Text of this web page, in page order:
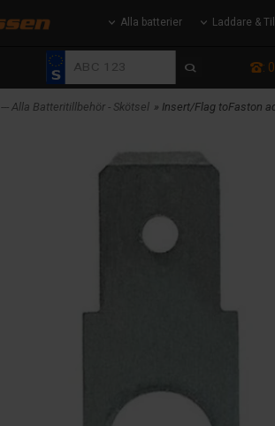
Alla batterier Laddare &
:
--- Alla Batteritillbehör - Skötsel » Insert/Flag toFaston